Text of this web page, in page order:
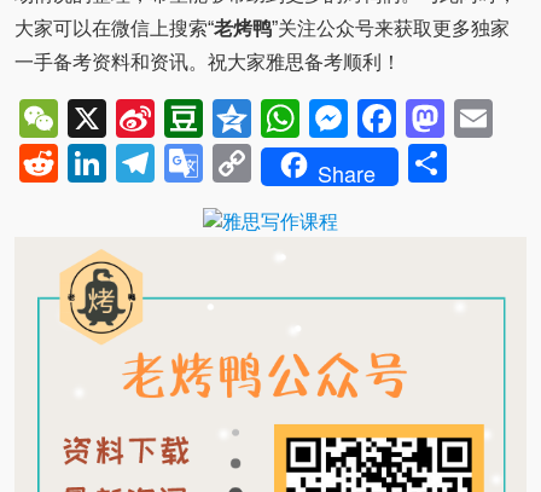
大家可以在微信上搜索“老烤鸭”关注公众号来获取更多独家
一手备考资料和资讯。祝大家雅思备考顺利！
WeChat
X
Sina
Weibo
Douban
QzoneWhatsApp
Messenger
RedditLinkedIn
Telegram
Google
Translate
Copy
Link
Share